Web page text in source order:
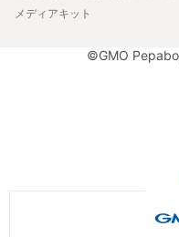
メディアキット
©GMO